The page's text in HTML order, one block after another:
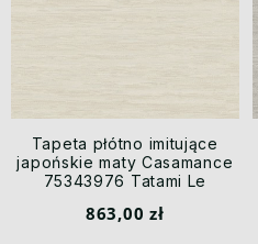
Tapeta płótno imitujące
japońskie maty Casamance
75343976 Tatami Le
863,00 zł